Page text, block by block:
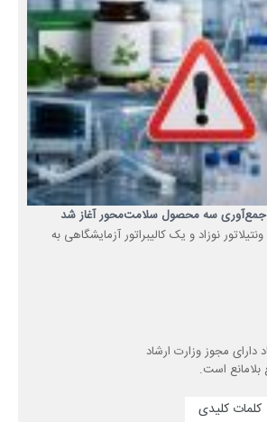
جمع‌آوری سه محصول سلامت‌محور آغاز شد
نوزاد و یک کالیبراتور آزمایشگاهی به
دارای مجوز وزارت ارشاد
بلامانع است.
کلمات کلیدی